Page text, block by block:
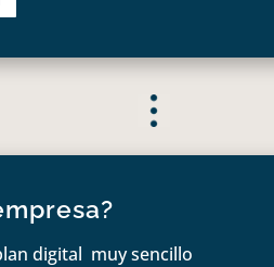
digital muy sencillo